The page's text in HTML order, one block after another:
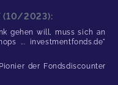
(10/2023):
gehen will, muss sich an
... investmentfonds.de"
der Fondsdiscounter